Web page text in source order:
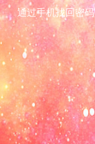
通过手机找回密码